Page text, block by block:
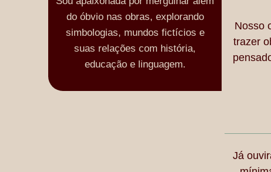
do óbvio nas obras, explorando
simbologias, mundos fictícios e
suas relações com história,
educação e linguagem.
Nosso
trazer
Já